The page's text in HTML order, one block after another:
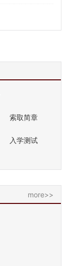
索取简章
入学测试
more>>